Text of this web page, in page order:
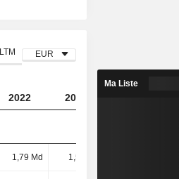
LTM EUR
2022 2023
1,79 Md 1,59 Md
Ma Liste